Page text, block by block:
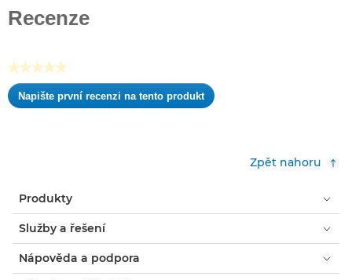
Recenze
★★★★★
Žádná
hodnota
Napište první recenzi na tento produkt
.
Zpět nahoru
Produkty
Služby a řešení
Nápověda a podpora